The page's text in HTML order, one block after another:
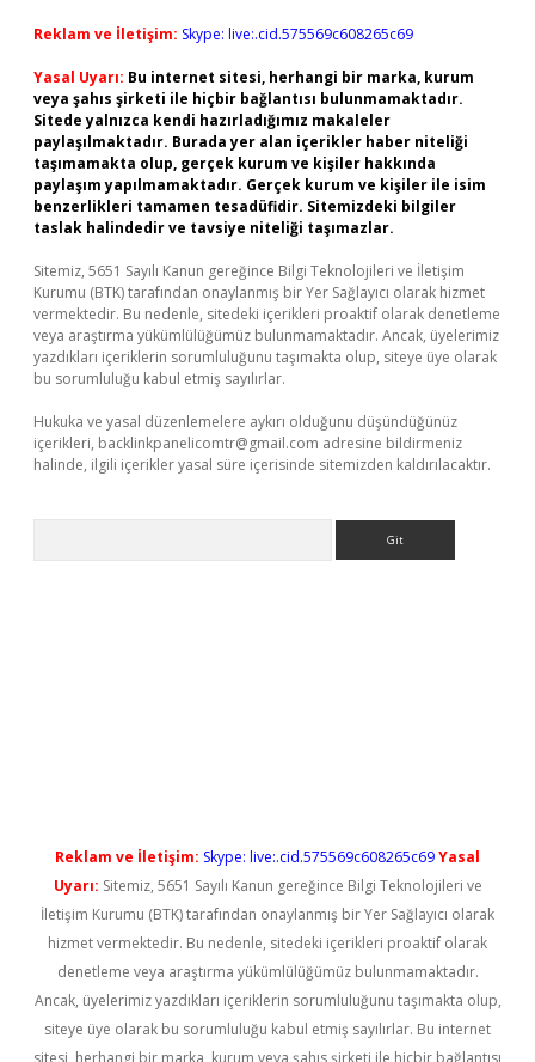
Reklam ve İletişim: Skype: live:.cid.575569c608265c69
Yasal Uyarı: Bu internet sitesi, herhangi bir marka, kurum
veya şahıs şirketi ile hiçbir bağlantısı bulunmamaktadır.
Sitede yalnızca kendi hazırladığımız makaleler
paylaşılmaktadır. Burada yer alan içerikler haber niteliği
taşımamakta olup, gerçek kurum ve kişiler hakkında
paylaşım yapılmamaktadır. Gerçek kurum ve kişiler ile isim
benzerlikleri tamamen tesadüfidir. Sitemizdeki bilgiler
taslak halindedir ve tavsiye niteliği taşımazlar.
Sitemiz, 5651 Sayılı Kanun gereğince Bilgi Teknolojileri ve İletişim
Kurumu (BTK) tarafından onaylanmış bir Yer Sağlayıcı olarak hizmet
vermektedir. Bu nedenle, sitedeki içerikleri proaktif olarak denetleme
veya araştırma yükümlülüğümüz bulunmamaktadır. Ancak, üyelerimiz
yazdıkları içeriklerin sorumluluğunu taşımakta olup, siteye üye olarak
bu sorumluluğu kabul etmiş sayılırlar.
Hukuka ve yasal düzenlemelere aykırı olduğunu düşündüğünüz
içerikleri, backlinkpanelicomtr@gmail.com adresine bildirmeniz
halinde, ilgili içerikler yasal süre içerisinde sitemizden kaldırılacaktır.
Reklam ve İletişim: Skype: live:.cid.575569c608265c69Yasal
Uyarı: Sitemiz, 5651 Sayılı Kanun gereğince Bilgi Teknolojileri ve
İletişim Kurumu (BTK) tarafından onaylanmış bir Yer Sağlayıcı olarak
hizmet vermektedir. Bu nedenle, sitedeki içerikleri proaktif olarak
denetleme veya araştırma yükümlülüğümüz bulunmamaktadır.
Ancak, üyelerimiz yazdıkları içeriklerin sorumluluğunu taşımakta olup,
siteye üye olarak bu sorumluluğu kabul etmiş sayılırlar. Bu internet
sitesi, herhangi bir marka, kurum veya şahıs şirketi ile hiçbir bağlantısı